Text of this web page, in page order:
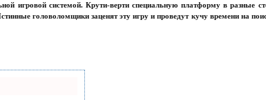
игровой системой. Крути-верти специальную платформу в разные
головоломщики заценят эту игру и проведут кучу времени на